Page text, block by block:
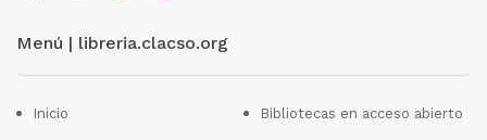
Menú | libreria.clacso.org
Inicio Bibliotecas en acceso abierto